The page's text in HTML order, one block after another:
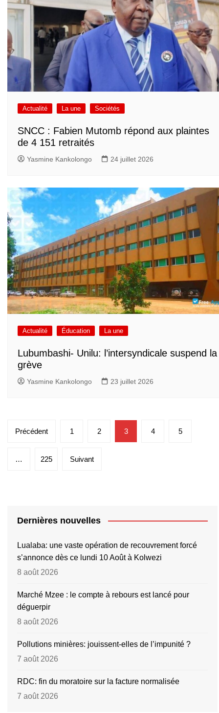
Actualité La une Sociétés
SNCC : Fabien Mutomb répond aux plaintes
de 4 151 retraités
Yasmine Kankolongo 24 juillet 2026
Actualité Éducation La une
Lubumbashi- Unilu: l’intersyndicale suspend la
grève
Yasmine Kankolongo 23 juillet 2026
Pagination
publications
Précédent 1 2 3 4 5
… 225 Suivant
Dernières nouvelles
Lualaba: une vaste opération de recouvrement forcé
s’annonce dès ce lundi 10 Août à Kolwezi
8 août 2026
Marché Mzee : le compte à rebours est lancé pour
déguerpir
8 août 2026
Pollutions minières: jouissent-elles de l’impunité ?
7 août 2026
RDC: fin du moratoire sur la facture normalisée
7 août 2026